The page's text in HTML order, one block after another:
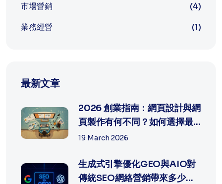
市場營銷
(4)
業務經營
(1)
最新文章
2026 創業指南：網頁設計與網
頁製作有何不同？如何選擇最
適合中...
19 March 2026
生成式引擎優化GEO與AIO對
傳統SEO網絡營銷帶來多少沖